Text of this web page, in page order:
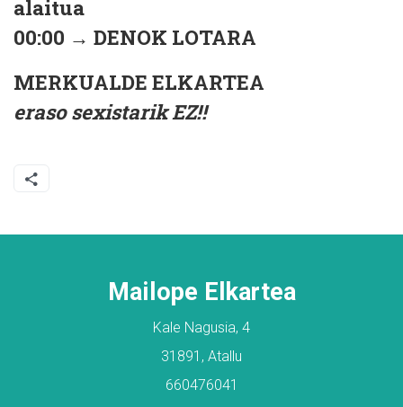
alaitua
00:00 → DENOK LOTARA
MERKUALDE ELKARTEA
eraso sexistarik EZ!!
Mailope Elkartea
Kale Nagusia, 4
31891, Atallu
660476041